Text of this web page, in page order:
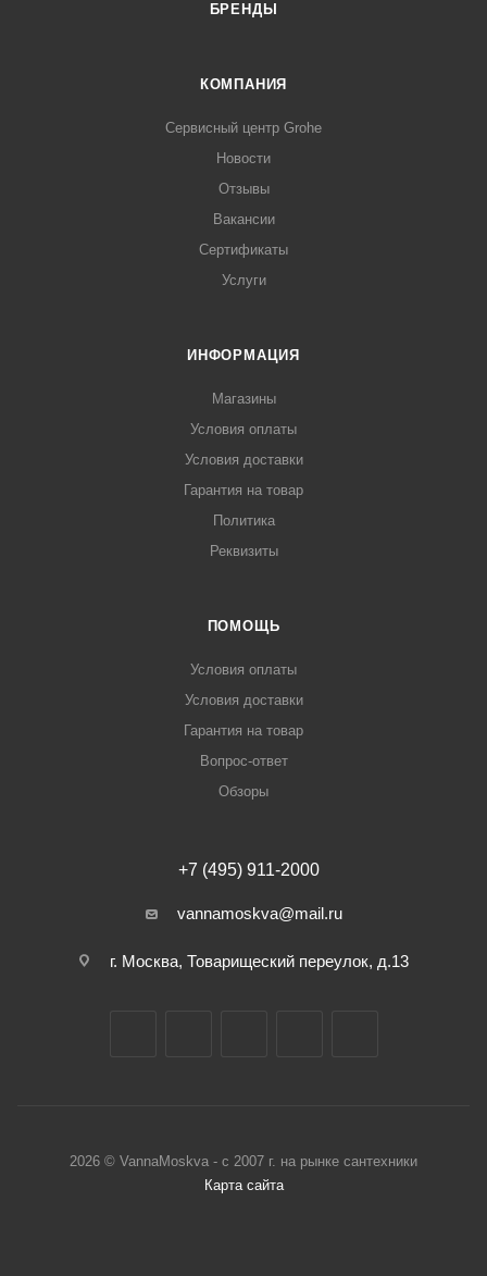
БРЕНДЫ
КОМПАНИЯ
Сервисный центр Grohe
Новости
Отзывы
Вакансии
Сертификаты
Услуги
ИНФОРМАЦИЯ
Магазины
Условия оплаты
Условия доставки
Гарантия на товар
Политика
Реквизиты
ПОМОЩЬ
Условия оплаты
Условия доставки
Гарантия на товар
Вопрос-ответ
Обзоры
+7 (495) 911-2000
vannamoskva@mail.ru
г. Москва, Товарищеский переулок, д.13
2026 © VannaMoskva - с 2007 г. на рынке сантехники
Карта сайта